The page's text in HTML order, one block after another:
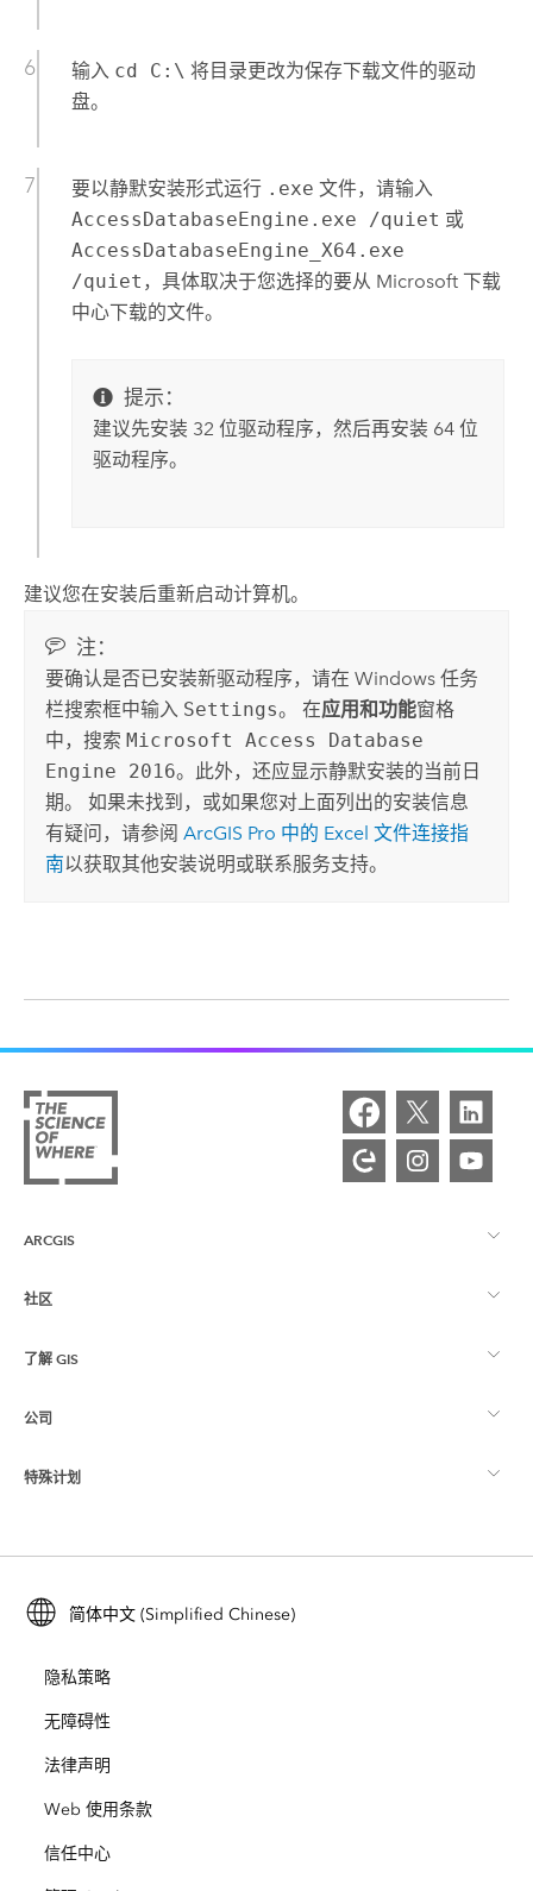
输入 cd C:\ 将目录更改为保存下载文件的驱动
盘。
要以静默安装形式运行 .exe 文件，请输入
AccessDatabaseEngine.exe /quiet 或
AccessDatabaseEngine_X64.exe
/quiet ，具体取决于您选择的要从 Microsoft下载
中心下载的文件。
提示：
建议先安装 32 位驱动程序，然后再安装 64 位
驱动程序。
建议您在安装后重新启动计算机。
注：
要确认是否已安装新驱动程序，请在Windows 任务
栏搜索框中输入 Settings。 在应用和功能窗格
中，搜索Microsoft Access Database
Engine 2016。此外，还应显示静默安装的当前日
期。 如果未找到，或如果您对上面列出的安装信息
有疑问，请参阅ArcGIS Pro 中的 Excel 文件连接指
南以获取其他安装说明或联系服务支持。
ARCGIS
ArcGIS 概览
制图
Esri Store
社区
Esri 社区
ArcGIS 博客
用户研究和测试
Esri 年轻专家关系网
了解 GIS
什么是 GIS？
位置智能
培训
ArcUser
ArcNews
ArcWatch
Esri Press
公司
关于 Esri
招贤纳士
开放视野
业务行为准则
特殊计划
ArcGIS for Student Use
保护
教育
简体中文 (Simplified Chinese)
隐私策略
无障碍性
法律声明
Web 使用条款
信任中心